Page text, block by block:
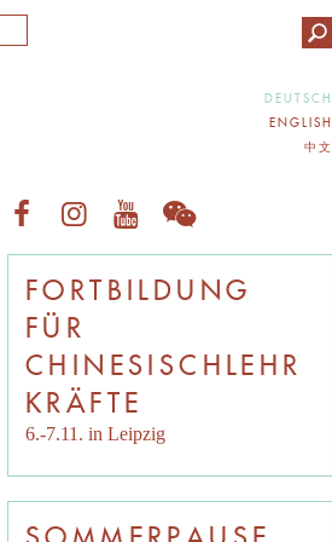
DEUTSCH
ENGLISH
中文
FORTBILDUNG
FÜR
CHINESISCHLEHR
KRÄFTE
6.-7.11. in Leipzig